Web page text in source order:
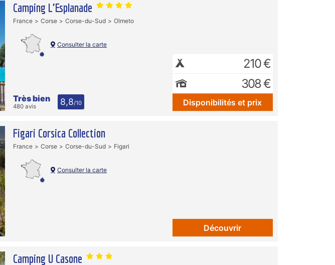
Camping L'Esplanade
France Corse Corse-du-Sud Olmeto
Consulter la carte
Très bien
480 avis 8,8/10
210 €
308 €
Disponibilités et prix
Figari Corsica Collection
France Corse Corse-du-Sud Figari
Consulter la carte
Découvrir
Camping U Casone